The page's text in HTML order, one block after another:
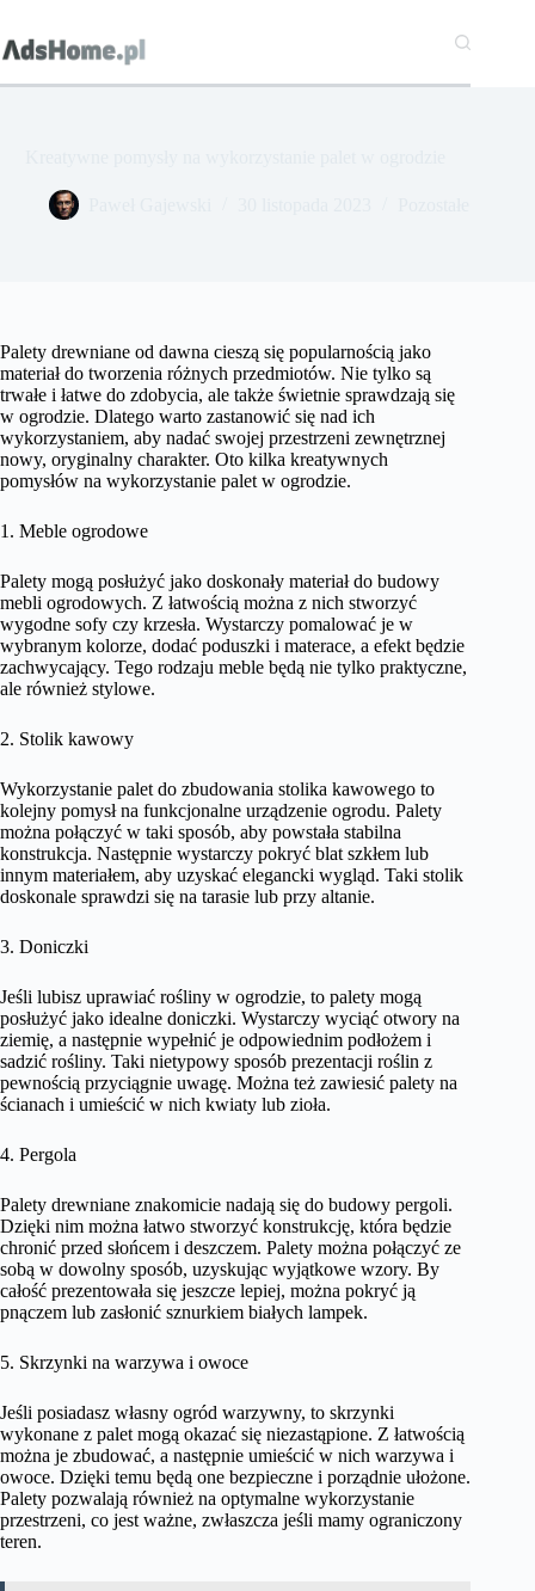
treści
Palety drewniane od dawna cieszą się popularnością jako
materiał do tworzenia różnych przedmiotów. Nie tylko są
trwałe i łatwe do zdobycia, ale także świetnie sprawdzają się
w ogrodzie. Dlatego warto zastanowić się nad ich
wykorzystaniem, aby nadać swojej przestrzeni zewnętrznej
nowy, oryginalny charakter. Oto kilka kreatywnych
pomysłów na wykorzystanie palet w ogrodzie.
1. Meble ogrodowe
Palety mogą posłużyć jako doskonały materiał do budowy
mebli ogrodowych. Z łatwością można z nich stworzyć
wygodne sofy czy krzesła. Wystarczy pomalować je w
wybranym kolorze, dodać poduszki i materace, a efekt będzie
zachwycający. Tego rodzaju meble będą nie tylko praktyczne,
ale również stylowe.
2. Stolik kawowy
Wykorzystanie palet do zbudowania stolika kawowego to
kolejny pomysł na funkcjonalne urządzenie ogrodu. Palety
można połączyć w taki sposób, aby powstała stabilna
konstrukcja. Następnie wystarczy pokryć blat szkłem lub
innym materiałem, aby uzyskać elegancki wygląd. Taki stolik
doskonale sprawdzi się na tarasie lub przy altanie.
3. Doniczki
Jeśli lubisz uprawiać rośliny w ogrodzie, to palety mogą
posłużyć jako idealne doniczki. Wystarczy wyciąć otwory na
ziemię, a następnie wypełnić je odpowiednim podłożem i
sadzić rośliny. Taki nietypowy sposób prezentacji roślin z
pewnością przyciągnie uwagę. Można też zawiesić palety na
ścianach i umieścić w nich kwiaty lub zioła.
4. Pergola
Palety drewniane znakomicie nadają się do budowy pergoli.
Dzięki nim można łatwo stworzyć konstrukcję, która będzie
chronić przed słońcem i deszczem. Palety można połączyć ze
sobą w dowolny sposób, uzyskując wyjątkowe wzory. By
całość prezentowała się jeszcze lepiej, można pokryć ją
pnączem lub zasłonić sznurkiem białych lampek.
5. Skrzynki na warzywa i owoce
Jeśli posiadasz własny ogród warzywny, to skrzynki
wykonane z palet mogą okazać się niezastąpione. Z łatwością
można je zbudować, a następnie umieścić w nich warzywa i
owoce. Dzięki temu będą one bezpieczne i porządnie ułożone.
Palety pozwalają również na optymalne wykorzystanie
przestrzeni, co jest ważne, zwłaszcza jeśli mamy ograniczony
teren.